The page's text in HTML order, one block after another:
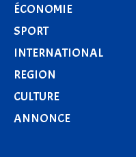
ÉCONOMIE
SPORT
INTERNATIONAL
REGION
CULTURE
ANNONCE